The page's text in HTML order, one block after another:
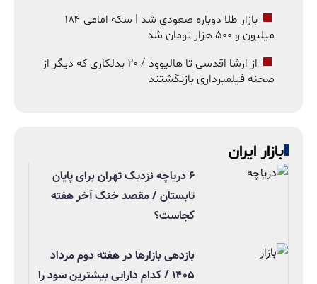
بازار طلا دوباره صعودی شد | سکه امامی ۱۸۴
میلیون و ۵۰۰ هزار تومان شد
از ارشا اقدسی تا هالیوود / ۲۰ بدلکاری که دیگر از
صحنه فیلمبرداری بازنگشتند
بازار ایران
۶ دریاچه نزدیک تهران برای پایان
تابستان / مقصد خنک آخر هفته
کجاست؟
بازدهی بازارها در هفته دوم مرداد
۱۴۰۵ / کدام دارایی بیشترین سود را